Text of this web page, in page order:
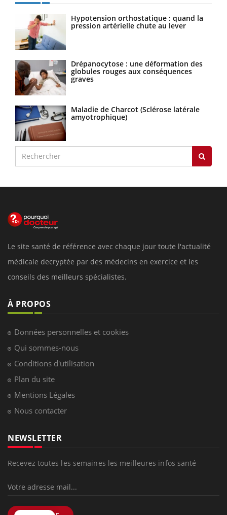
Hypotension orthostatique : quand la
pression artérielle chute au lever
Drépanocytose : une déformation des
globules rouges aux conséquences
graves
Maladie de Charcot (Sclérose latérale
amyotrophique)
Le site santé de référence avec chaque jour toute l'actualité
médicale decryptée par des médecins en exercice et les
conseils des meilleurs spécialistes.
À PROPOS
Données personnelles et cookies
Qui sommes-nous
Conditions d'utilisation
Plan du site
Mentions Légales
Nous contacter
NEWSLETTER
Recevez toutes les semaines les meilleures infos santé